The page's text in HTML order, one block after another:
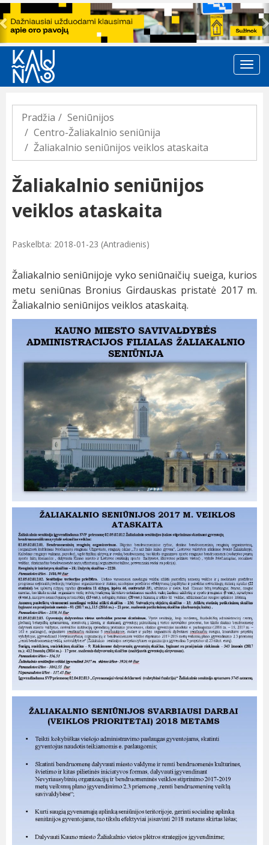
Previous
Pradžia
Seniūnijos
Centro-Žaliakalnio seniūnija
Žaliakalnio seniūnijos veiklos ataskaita
Žaliakalnio seniūnijos
veiklos ataskaita
Paskelbta: 2018-01-23 (Antradienis)
Žaliakalnio seniūnijoje vyko seniūnaičių sueiga, kurios
metu seniūnas Bronius Girdauskas pristatė 2017 m.
Žaliakalnio seniūnijos veiklos ataskaitą.